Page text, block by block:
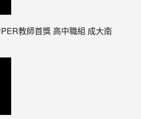
教師首獎 高中職組 成大南